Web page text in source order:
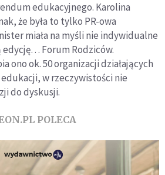
edukacyjnego. Karolina
że była to tylko PR-owa
miała na myśli nie indywidualne
Forum Rodziców.
ono ok. 50 organizacji działających
w rzeczywistości nie
do dyskusji.
POLECA